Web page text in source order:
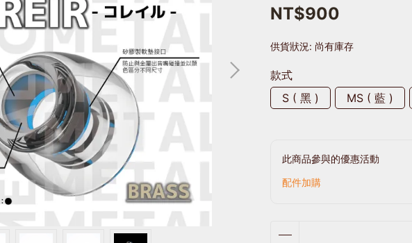
NT$900
供貨狀況: 尚有庫存
款式
S ( 黑 )
MS ( 藍 )
此商品參與的優惠活動
配件加購